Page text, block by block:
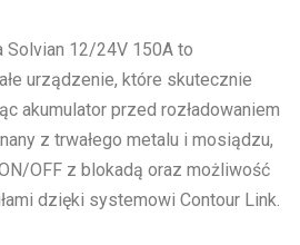
Solvian 12/24V 150A to
urządzenie, które skutecznie
akumulator przed rozładowaniem
z trwałego metalu i mosiądzu,
OFF z blokadą oraz możliwość
dzięki systemowi Contour Link.